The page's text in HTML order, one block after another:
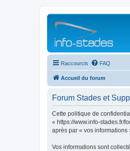
Raccourcis FAQ
Accueil du forum
Forum Stades et
Cette politique de
« https://www.info-stades.fr/
après par « vos informations
Vos informations sont